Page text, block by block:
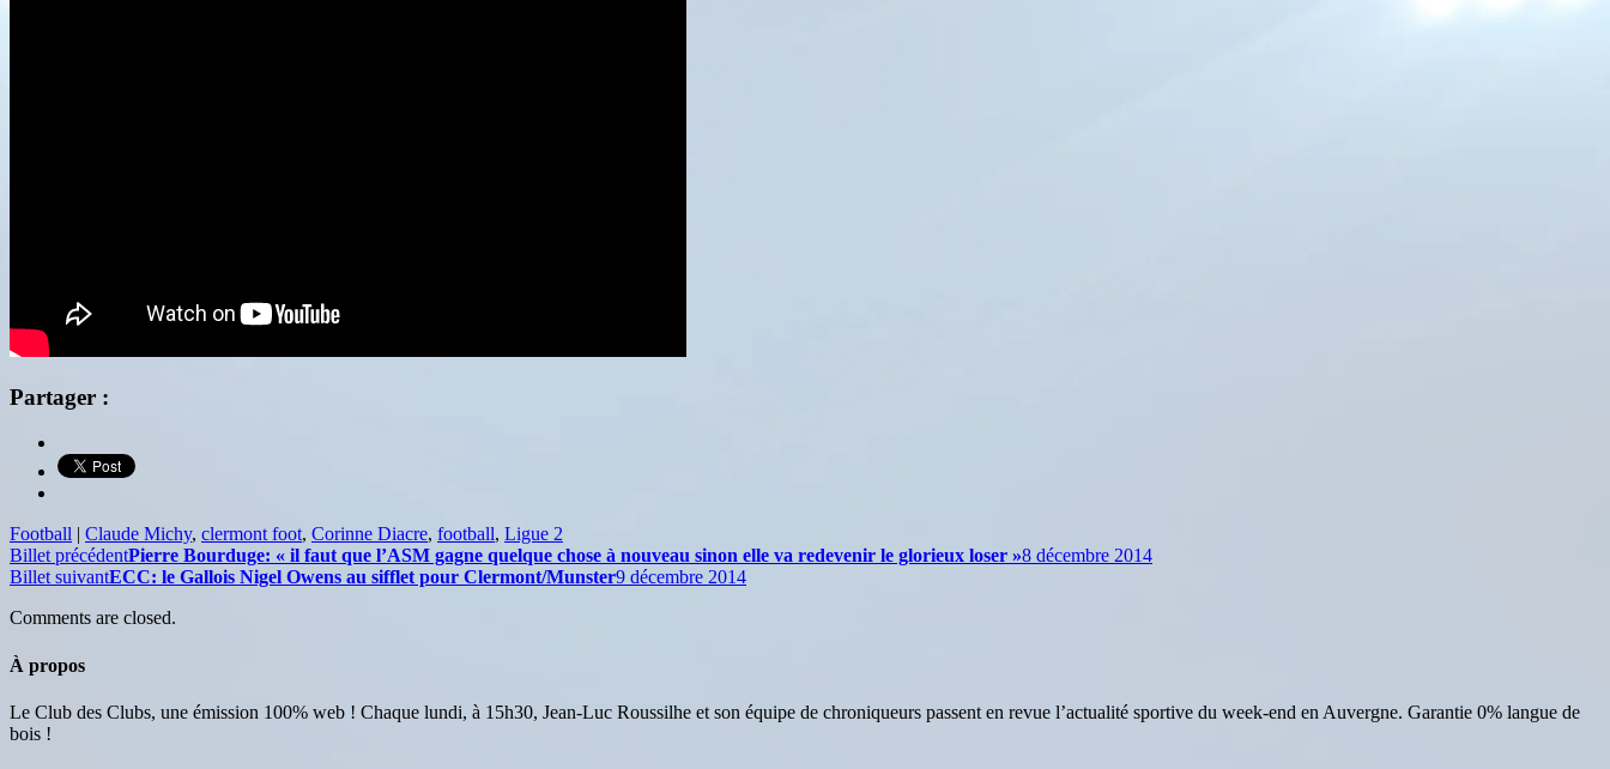
Partager :
Football | Claude Michy, clermont foot, Corinne Diacre, football, Ligue 2
Billet précédentPierre Bourduge: « il faut que l’ASM gagne quelque chose à nouveau sinon elle va redevenir le glorieux loser »8 décembre 2014
Billet suivantECC: le Gallois Nigel Owens au sifflet pour Clermont/Munster9 décembre 2014
Comments are closed.
À propos
Le Club des Clubs, une émission 100% web ! Chaque lundi, à 15h30, Jean-Luc Roussilhe et son équipe de chroniqueurs passent en revue l’actualité sportive du week-end en Auvergne. Garantie 0% langue de
bois !